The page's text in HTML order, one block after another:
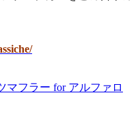
マフラー for アルファロ